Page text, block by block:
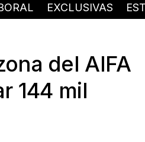
EXCLUSIVAS
del AIFA
144 mil